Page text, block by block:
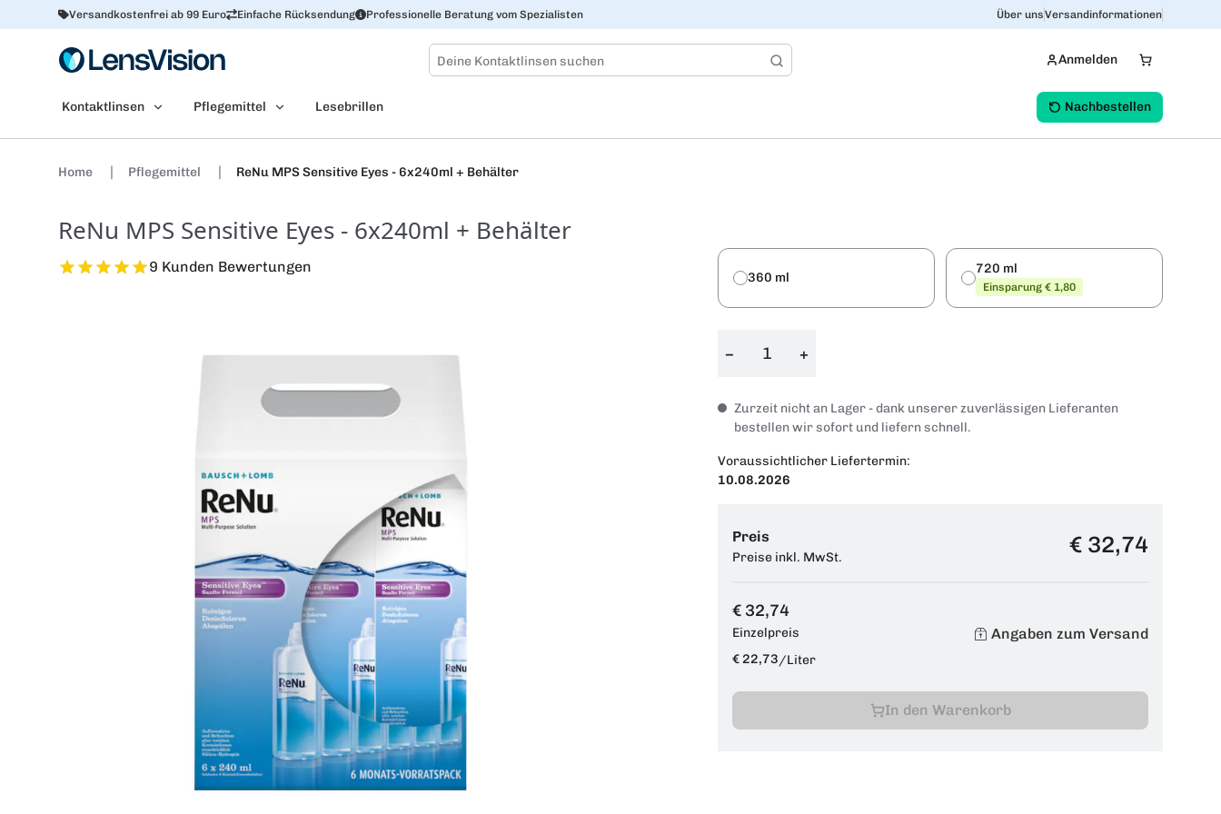
Versandkostenfrei ab 99 Euro Einfache Rücksendung Professionelle Beratung vom Spezialisten Über unsVersandinformationen
Anmelden
Kontaktlinsen Pflegemittel Lesebrillen Nachbestellen
Home Pflegemittel ReNu MPS Sensitive Eyes - 6x240ml + Behälter
ReNu MPS Sensitive Eyes - 6x240ml + Behälter
9 Kunden Bewertungen
360 ml
720 ml
Einsparung € 1,80
− +
Zurzeit nicht an Lager - dank unserer zuverlässigen Lieferanten
bestellen wir sofort und liefern schnell.
Voraussichtlicher Liefertermin:
10.08.2026
Preis
Preise inkl. MwSt. € 32,74
€ 32,74
Einzelpreis
€ 22,73/Liter
Angaben zum Versand
In den Warenkorb